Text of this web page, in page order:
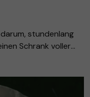
stundenlang
Schrank voller